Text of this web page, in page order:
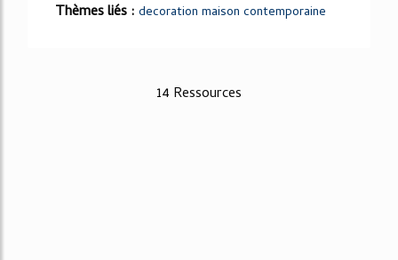
Thèmes liés : decoration maison contemporaine
14 Ressources